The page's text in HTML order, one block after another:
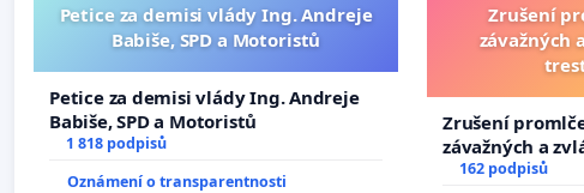
Petice za demisi vlády Ing. Andreje
Babiše, SPD a Motoristů
Petice za demisi vlády Ing. Andreje
Babiše, SPD a Motoristů
1 818 podpisů
Oznámení o transparentnosti
Zrušení
závažných
Zrušení
závažných a
trestných činů
162 podpisů